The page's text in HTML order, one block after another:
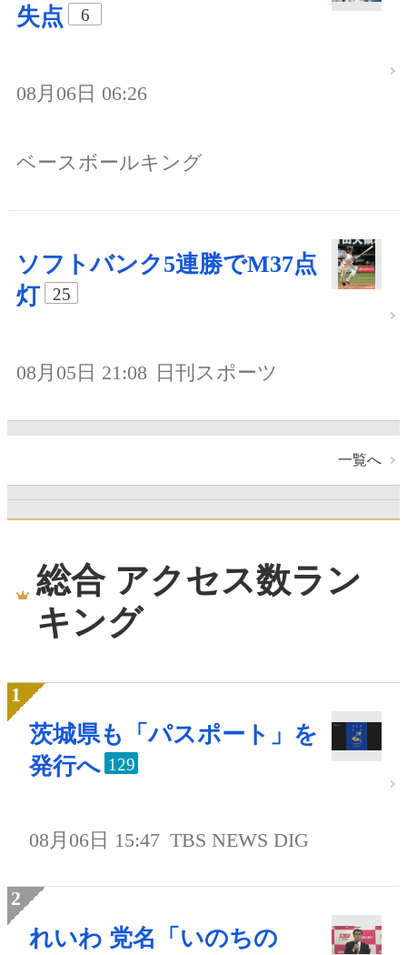
失点
6
08月06日 06:26
ベースボールキング
ソフトバンク5連勝でM37点
灯
25
08月05日 21:08 日刊スポーツ
一覧へ
総合 アクセス数ラン
キング
茨城県も「パスポート」を
発行へ 129
08月06日 15:47 TBS NEWS DIG
れいわ 党名「いのちの